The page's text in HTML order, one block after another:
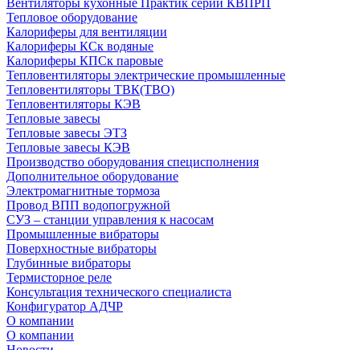
Вентиляторы кухонные Практик серии КВПРП
Тепловое оборудование
Калориферы для вентиляции
Калориферы КСк водяные
Калориферы КПСк паровые
Тепловентиляторы электрические промышленные
Тепловентиляторы ТВК(ТВО)
Тепловентиляторы КЭВ
Тепловые завесы
Тепловые завесы ЭТЗ
Тепловые завесы КЭВ
Производство оборудования специсполнения
Дополнительное оборудование
Электромагнитные тормоза
Провод ВПП водопогружной
СУЗ – станции управления к насосам
Промышленные вибраторы
Поверхностные вибраторы
Глубинные вибраторы
Термисторное реле
Консультация технического специалиста
Конфигуратор АДЧР
О компании
О компании